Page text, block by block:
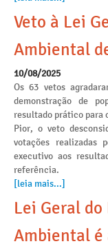
Veto à Lei
Ambiental
10/08/2025
Os 63 vetos
demonstração de
resultado prático para
Pior, o veto
votações realizadas
executivo aos
referência.
[leia mais...]
Lei Geral
Ambiental é